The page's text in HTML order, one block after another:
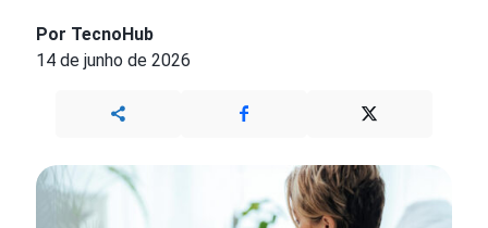
Por TecnoHub
14 de junho de 2026